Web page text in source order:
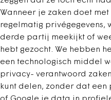
Wanneer je zaken doet
regelmatig privégegevens,
derde partij meekijkt of
hebt gezocht. We hebben
een technologisch middel
privacy- verantwoord
kunt delen, zonder dat